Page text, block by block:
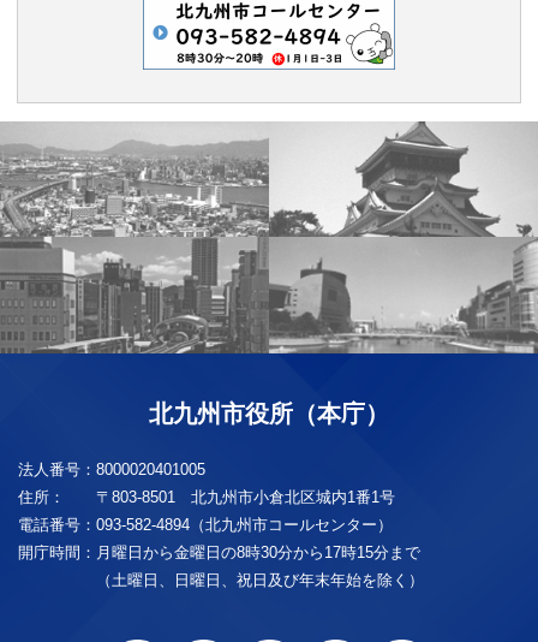
北九州市役所（本庁）
法人番号： 8000020401005
住所：
〒803-8501 北九州市小倉北区城内1番1号
電話番号： 093-582-4894（北九州市コールセンター）
開庁時間： 月曜日から金曜日の8時30分から17時15分まで
（土曜日、日曜日、祝日及び年末年始を除く）